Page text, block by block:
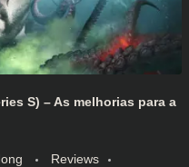
S) – As melhorias para a
Reviews